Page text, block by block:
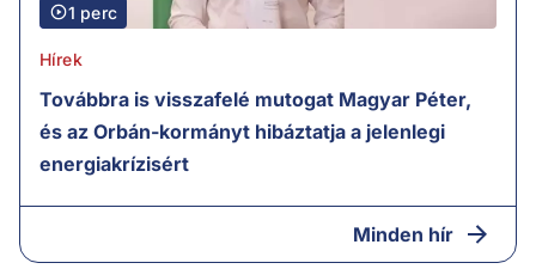
1 perc
Hírek
Továbbra is visszafelé mutogat Magyar Péter,
és az Orbán-kormányt hibáztatja a jelenlegi
energiakrízisért
Minden hír